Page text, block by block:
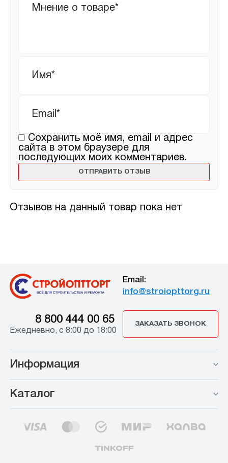
Отзывов на данный товар пока нет
отзыв
Сохранить моё имя, email и адрес
сайта в этом браузере для
последующих моих комментариев.
Email:
info@stroiopttorg.ru
8 800 444 00 65
Ежедневно, с 8:00 до 18:00
ЗАКАЗАТЬ ЗВОНОК
Информация
Каталог